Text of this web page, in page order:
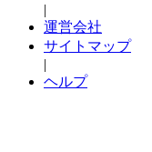
|
運営会社
サイトマップ
|
ヘルプ